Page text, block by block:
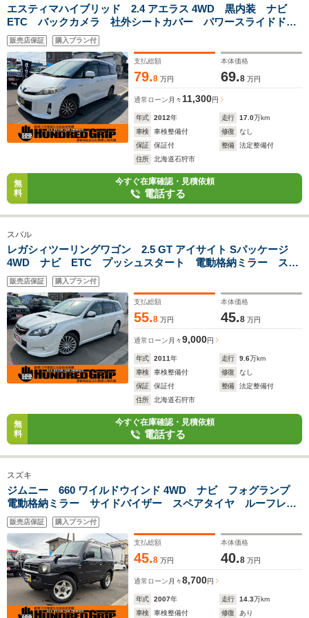
エスティマハイブリッド 2.4 アエラス 4WD 黒内装 ナビ
ETC バックカメラ 社外シートカバー パワースライドド
ア フリップダウンモニター 社外アルミホイール ステアリ
ングスイッチ 電動格納ミラー 展示80台
販売店保証 購入プラン付
支払総額
79.8 万円
本体価格
69.8 万円
通常ローン 月々 11,300円
年式 2012年 走行 17.0万km
車検
車検整備付 修復
なし
保証
保証付 整備
法定整備付
住所
北海道石狩市
無
料
今すぐ在庫確認・見積依頼
電話する
スバル
レガシィツーリングワゴン 2.5 GT アイサイト Sパッケージ
4WD ナビ ETC プッシュスタート 電動格納ミラー ステ
アリングスイッチ サイドバイザー 純正ホイール 展示80台
販売店保証 購入プラン付
支払総額
55.8 万円
本体価格
45.8 万円
通常ローン 月々9,000円
年式 2011年 走行 9.6万km
車検
車検整備付 修復
なし
保証
保証付 整備
法定整備付
住所
北海道石狩市
無
料
今すぐ在庫確認・見積依頼
電話する
スズキ
ジムニー 660 ワイルドウインド 4WD ナビ フォグランプ
電動格納ミラー サイドバイザー スペアタイヤ ルーフレー
ル
販売店保証 購入プラン付
支払総額
45.8 万円
本体価格
40.8 万円
通常ローン 月々8,700円
年式 2007年 走行 14.3万km
車検
車検整備付 修復 あり